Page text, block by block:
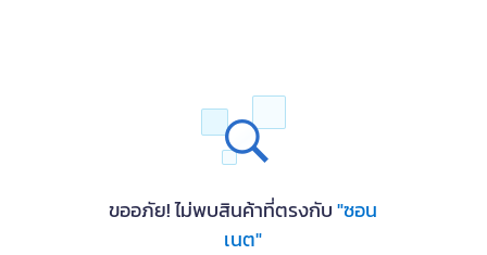
ขออภัย! ไม่พบสินค้าที่ตรงกับ"ซอน
เนต"